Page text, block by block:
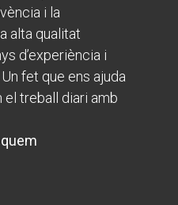
i la
alta qualitat
d’experiència i
fet que ens ajuda
el treball diari amb